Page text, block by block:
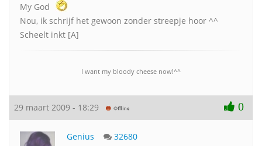
My God
Nou, ik schrijf het gewoon zonder streepje hoor ^^
Scheelt inkt [A]
I want my bloody cheese now!^^
29 maart 2009 - 18:29 0
Genius 32680